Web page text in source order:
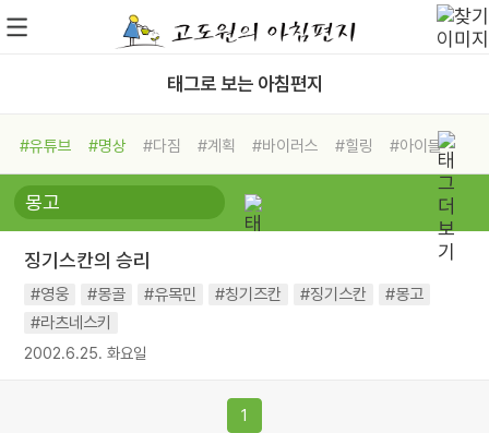
태그로 보는 아침편지
#유튜브 #명상 #다짐 #계획 #바이러스 #힐링
#아이들
#비전캠프
#독서캠프 #삶
#희망
#나눔 #친구 #링컨학교
#독서
#건강 #면역력
징기스칸의 승리
#영웅 #몽골 #유목민 #칭기즈칸 #징기스칸
#몽고
#라츠네스키
2002.6.25. 화요일
1